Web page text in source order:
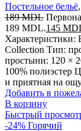
Постельное бельё,
189MDL
189 MDL.145
Характеристики:
Collection Тип:
простыни: 120 ×
100% полиэстер
и приятная на
Добавить в
В корзину
Быстрый
-24% Горячий